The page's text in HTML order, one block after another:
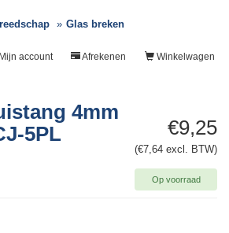
Glas breken
Winkelwagen
Afrekenen
Mijn account
€9,25
(€7,64 excl. BTW)
Op voorraad
4mm
5PL